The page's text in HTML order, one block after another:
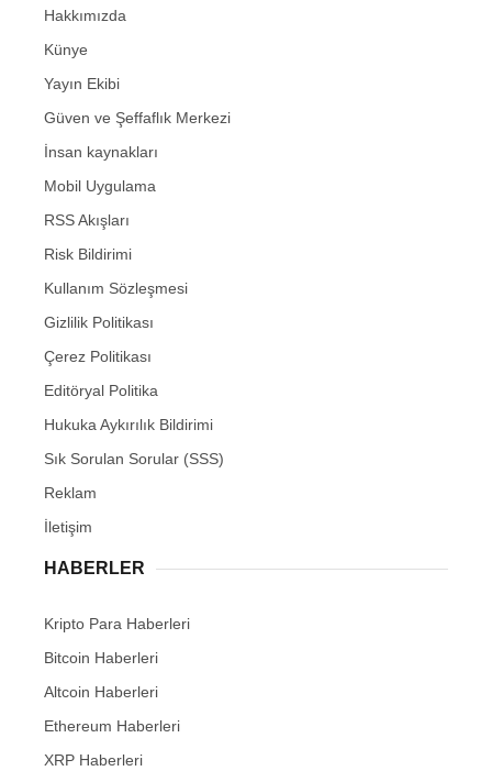
Hakkımızda
Künye
Yayın Ekibi
Güven ve Şeffaflık Merkezi
İnsan kaynakları
Mobil Uygulama
RSS Akışları
Risk Bildirimi
Kullanım Sözleşmesi
Gizlilik Politikası
Çerez Politikası
Editöryal Politika
Hukuka Aykırılık Bildirimi
Sık Sorulan Sorular (SSS)
Reklam
İletişim
HABERLER
Kripto Para Haberleri
Bitcoin Haberleri
Altcoin Haberleri
Ethereum Haberleri
XRP Haberleri